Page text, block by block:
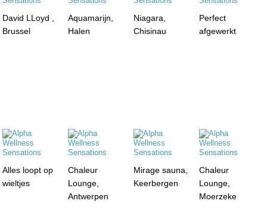
David LLoyd ,
Brussel
Aquamarijn,
Halen
Niagara,
Chisinau
Perfect
afgewerkt
Alles loopt op
wieltjes
Chaleur
Lounge,
Antwerpen
Mirage sauna,
Keerbergen
Chaleur
Lounge,
Moerzeke